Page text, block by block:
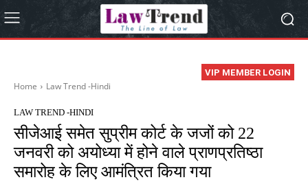
VIP MEMBER LOGIN
Home Law Trend -Hindi
LAW TREND -HINDI
सीजेआई समेत सुप्रीम कोर्ट के जजों को 22
जनवरी को अयोध्या में होने वाले प्राणप्रतिष्ठा
समारोह के लिए आमंत्रित किया गया